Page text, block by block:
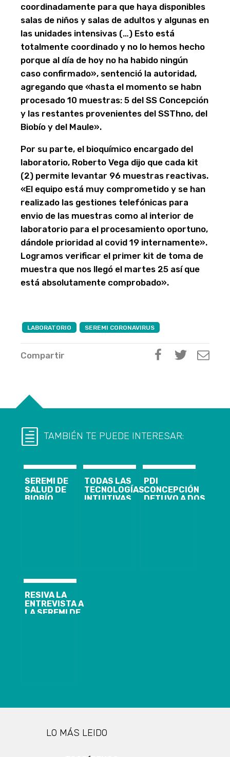
coordinadamente para que haya disponibles
salas de niños y salas de adultos y algunas en
las unidades intensivas (…) Esto está
totalmente coordinado y no lo hemos hecho
porque al día de hoy no ha habido ningún
caso confirmado», sentenció la autoridad,
agregando que «hasta el momento se habn
procesado 10 muestras: 5 del SS Concepción
y las restantes provenientes del SSThno, del
Biobío y del Maule».
Por su parte, el bioquímico encargado del
laboratorio, Roberto Vega dijo que cada kit
(2) permite levantar 96 muestras reactivas.
«El equipo está muy comprometido y se han
realizado las gestiones telefónicas para
envio de las muestras como al interior de
laboratorio para el procesamiento oportuno,
dándole prioridad al covid 19 internamente».
Logramos verificar el primer kit de toma de
muestra que nos llegó el martes 25 así que
está absolutamente comprobado».
LABORATORIO SEREMI CORONAVIRUS
Compartir
TAMBIÉN TE PUEDE INTERESAR:
SEREMI DE
SALUD DE
BIOBÍO
TODAS LAS
TECNOLOGÍAS
INTUITIVAS
PDI
CONCEPCIÓN
DETUVO A DOS
RESIVA LA
ENTREVISTA A
LA SEREMI DE
LO MÁS LEIDO